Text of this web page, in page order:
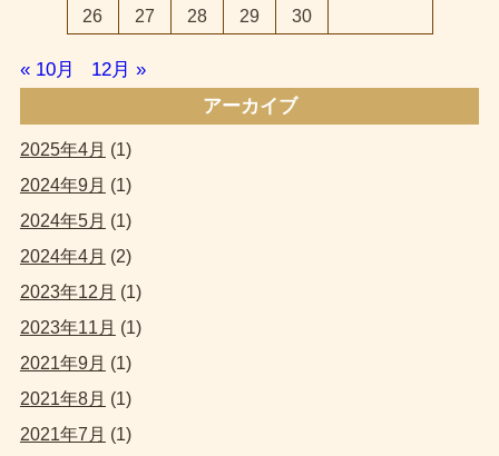
26
27 28 29 30
« 10月
12月 »
アーカイブ
2025年4月 (1)
2024年9月 (1)
2024年5月 (1)
2024年4月 (2)
2023年12月 (1)
2023年11月 (1)
2021年9月 (1)
2021年8月 (1)
2021年7月 (1)